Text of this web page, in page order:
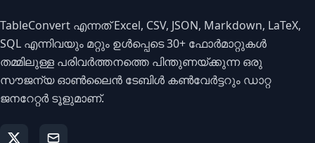
TableConvert എന്നത് Excel, CSV, JSON, Markdown, LaTeX,
SQL എന്നിവയും മറ്റും ഉൾപ്പെടെ 30+ ഫോർമാറ്റുകൾ
തമ്മിലുള്ള പരിവർത്തനത്തെ പിന്തുണയ്ക്കുന്ന ഒരു
സൗജന്യ ഓൺലൈൻ ടേബിൾ കൺവേർട്ടറും ഡാറ്റ
ജനറേറ്റർ ടൂളുമാണ്.